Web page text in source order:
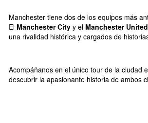
Manchester tiene dos de los equipos más
El Manchester City y el Manchester United
una rivalidad histórica y cargados de
Acompáñanos en el único tour de la ciudad
descubrir la apasionante historia de ambos